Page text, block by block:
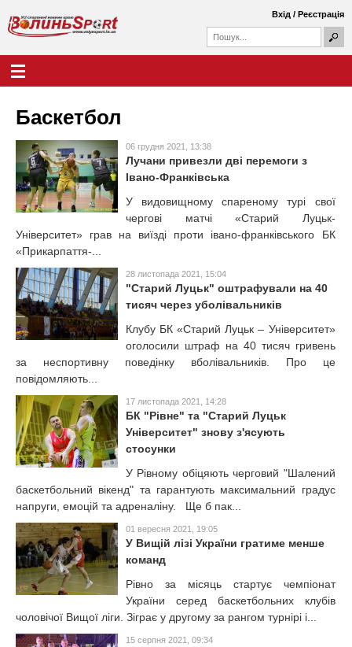
вмісту
В
л
и
н
ь
S
p
o
о
у
а
ф
о
м
о
ш
Вхід / Реєстрація
Баскетбол
06 грудня 2021, 13:38
Лучани привезли дві перемоги з
Івано-Франківська
У видовищному спареному турі свої
чергові матчі «Старий Луцьк-
Університет» грав на виїзді проти івано-франківського БК
«Прикарпаття-...
28 листопада 2021, 15:04
"Старий Луцьк" оштрафували на 40
тисяч через уболівальників
Клубу БК «Старий Луцьк – Університет»
оголосили штраф на 40 тисяч гривень
за неспортивну поведінку вболівальників. Про це
повідомляють...
17 листопада 2021, 14:28
БК "Рівне" та "Старий Луцьк
Університет" знову з'ясують
стосунки
У Рівному обіцяють черговий "Шалений
баскетбольний вікенд" та гарантують максимальний градус
напруги, емоцій та адреналіну. Ще б пак...
01 вересня 2021, 19:05
У Вищій лізі України гратиме менше
команд
Рівно за місяць стартує чемпіонат
України серед баскетбольних клубів
чоловічої Вищої ліги. Зіграє у другому за рангом турнірі і...
15 серпня 2021, 09:34